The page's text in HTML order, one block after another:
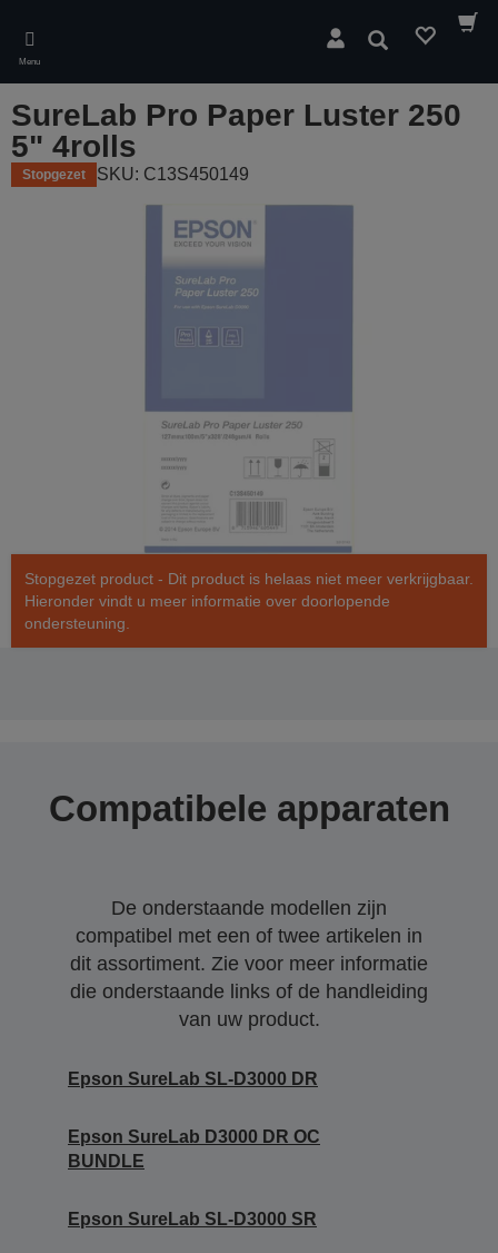
main
content
Menu
Zoeken
SureLab Pro Paper Luster 250
5" 4rolls
Stopgezet SKU: C13S450149
Stopgezet product - Dit product is helaas niet meer verkrijgbaar.
Hieronder vindt u meer informatie over doorlopende
ondersteuning.
Compatibele apparaten
De onderstaande modellen zijn
compatibel met een of twee artikelen in
dit assortiment. Zie voor meer informatie
die onderstaande links of de handleiding
van uw product.
Epson SureLab SL-D3000 DR
Epson SureLab D3000 DR OC
BUNDLE
Epson SureLab SL-D3000 SR